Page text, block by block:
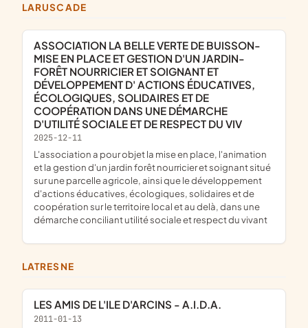
LARUSCADE
ASSOCIATION LA BELLE VERTE DE BUISSON-
MISE EN PLACE ET GESTION D'UN JARDIN-
FORÊT NOURRICIER ET SOIGNANT ET
DÉVELOPPEMENT D' ACTIONS ÉDUCATIVES,
ÉCOLOGIQUES, SOLIDAIRES ET DE
COOPÉRATION DANS UNE DÉMARCHE
D'UTILITÉ SOCIALE ET DE RESPECT DU VIV
2025-12-11
l'association a pour objet la mise en place, l'animation
et la gestion d'un jardin forêt nourricier et soignant situé
sur une parcelle agricole, ainsi que le développement
d'actions éducatives, écologiques, solidaires et de
coopération sur le territoire local et au delà, dans une
démarche conciliant utilité sociale et respect du vivant
LATRESNE
LES AMIS DE L'ILE D'ARCINS - A.I.D.A.
2011-01-13